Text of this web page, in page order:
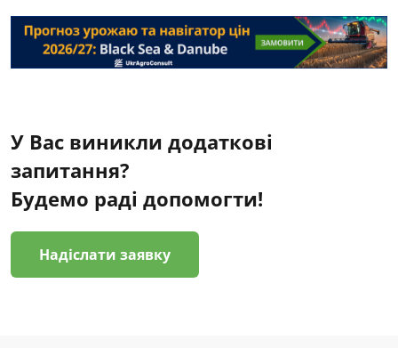
У Вас виникли додаткові
запитання?
Будемо раді допомогти!
Надіслати заявку